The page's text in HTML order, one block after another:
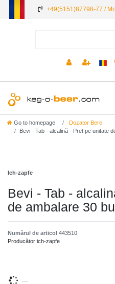
+49(5151)87798-77 /
Go to homepage
Dozator Bere
Bevi - Tab - alcalină - Pret pe unitate
Ich-zapfe
Bevi - Tab -
de ambalare 30
Numărul de articol 443510
Producător:ich-zapfe
...